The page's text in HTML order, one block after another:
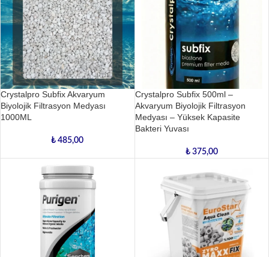
Crystalpro Subfix Akvaryum
Biyolojik Filtrasyon Medyası
1000ML
₺ 485,00
Crystalpro Subfix 500ml –
Akvaryum Biyolojik Filtrasyon
Medyası – Yüksek Kapasite
Bakteri Yuvası
₺375,00